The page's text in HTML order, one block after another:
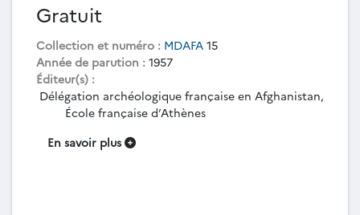
Gratuit
Collection et numéro : MDAFA 15
Année de parution : 1957
Éditeur(s) :
Délégation archéologique française en Afghanistan,
École française d’Athènes
En savoir plus